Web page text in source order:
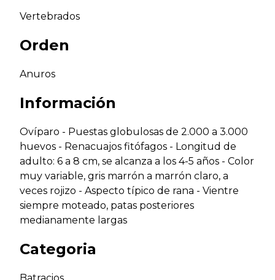
Vertebrados
Orden
Anuros
Información
Ovíparo - Puestas globulosas de 2.000 a 3.000
huevos - Renacuajos fitófagos - Longitud de
adulto: 6 a 8 cm, se alcanza a los 4-5 años - Color
muy variable, gris marrón a marrón claro, a
veces rojizo - Aspecto típico de rana - Vientre
siempre moteado, patas posteriores
medianamente largas
Categoria